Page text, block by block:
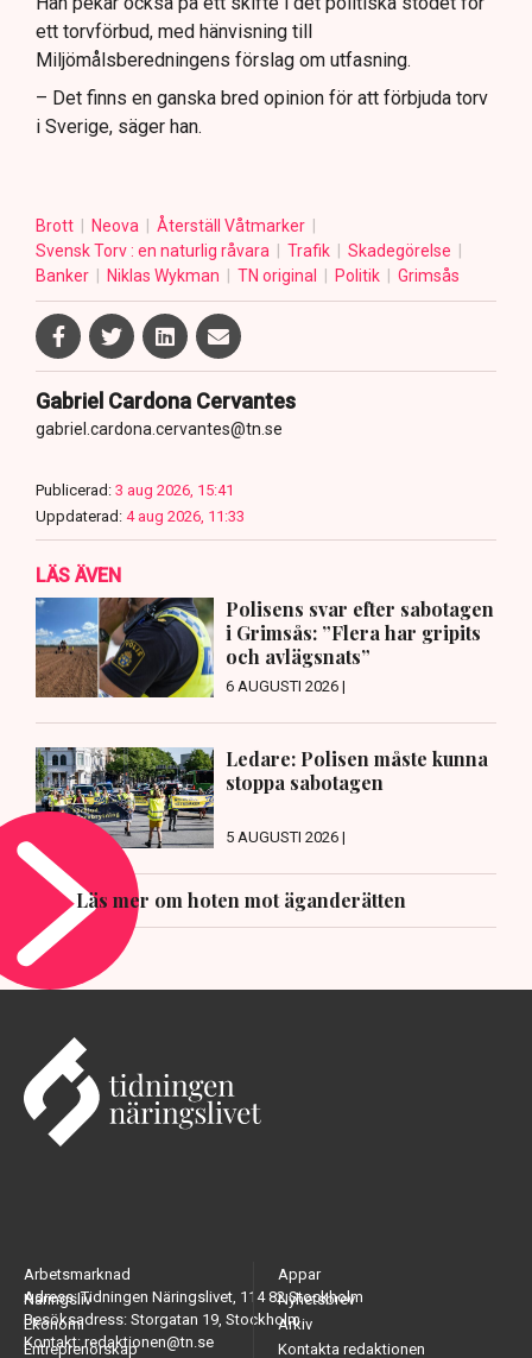
ett torvförbud, med hänvisning till
Miljömålsberedningens förslag om utfasning.
– Det finns en ganska bred opinion för att förbjuda torv
i Sverige, säger han.
Brott Neova
Återställ Våtmarker
Svensk Torv : en naturlig råvara
Trafik
Skadegörelse
Banker
Niklas Wykman TN original Politik Grimsås
Gabriel Cardona Cervantes
gabriel.cardona.cervantes@tn.se
Publicerad: 3 aug 2026, 15:41
Uppdaterad: 4 aug 2026, 11:33
LÄS ÄVEN
Polisens svar efter sabotagen
i Grimsås: ”Flera har gripits
och avlägsnats”
6 AUGUSTI 2026 |
Ledare: Polisen måste kunna
stoppa sabotagen
5 AUGUSTI 2026 |
Läs mer om hoten mot äganderätten
Adress: Tidningen Näringslivet, 114 82 Stockholm
Besöksadress: Storgatan 19, Stockholm
Kontakt: redaktionen@tn.se
Arbetsmarknad
Näringsliv
Ekonomi
Entreprenörskap
Appar
Nyhetsbrev
Arkiv
Kontakta redaktionen